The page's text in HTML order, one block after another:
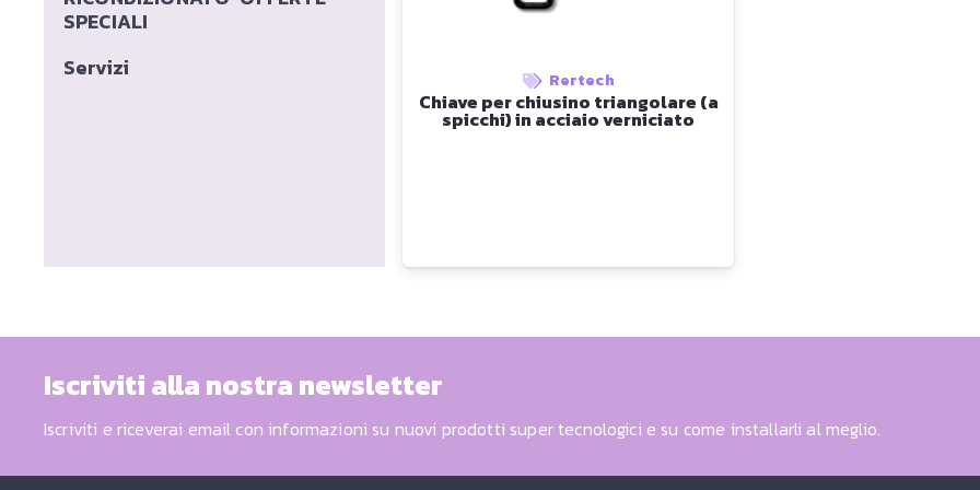
SPECIALI
Servizi
Rertech
Chiave per chiusino triangolare (a
spicchi) in acciaio verniciato
Iscriviti alla nostra newsletter
Iscriviti e riceverai email con informazioni su nuovi prodotti super tecnologici e su come installarli al meglio.